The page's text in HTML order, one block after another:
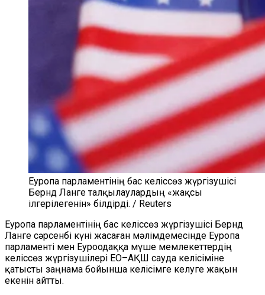
Еуропа парламентінің бас келіссөз жүргізушісі
Бернд Ланге талқылаулардың «жақсы
ілгерілегенін» білдірді. / Reuters
Еуропа парламентінің бас келіссөз жүргізушісі Бернд
Ланге сәрсенбі күні жасаған мәлімдемесінде Еуропа
парламенті мен Еуроодаққа мүше мемлекеттердің
келіссөз жүргізушілері ЕО–АҚШ сауда келісіміне
қатысты заңнама бойынша келісімге келуге жақын
екенін айтты.